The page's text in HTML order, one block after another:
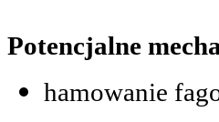
Potencjalne
­hamowanie